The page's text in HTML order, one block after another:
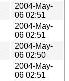
2004-May-
06 02:51
2004-May-
06 02:51
2004-May-
06 02:50
2004-May-
06 02:51